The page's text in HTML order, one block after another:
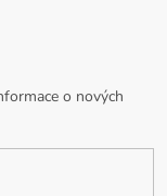
o nových